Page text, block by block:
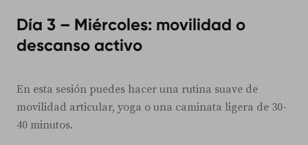
Día 3 – Miércoles: movilidad o
descanso activo
En esta sesión puedes hacer una rutina suave de
movilidad articular, yoga o una caminata ligera de 30-
40 minutos.